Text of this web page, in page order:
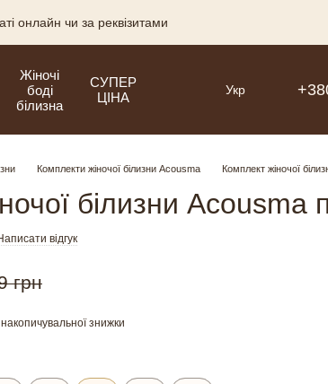
онлайн чи за реквізитами
Жіночі
боді
білизна
СУПЕР
ЦІНА
Укр
Комплекти жіночої білизни Acousma Комплект жіночої
білизни Acousma
відгук
грн
знижки